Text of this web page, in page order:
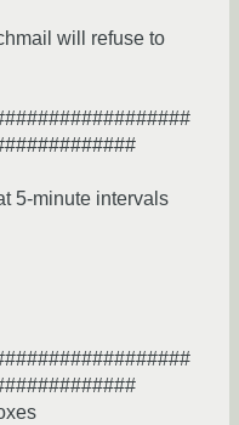
will refuse to
5-minute intervals